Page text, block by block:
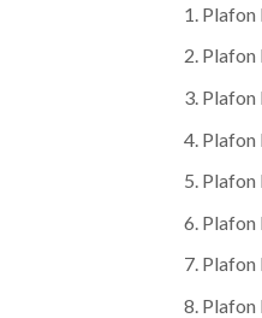
Plafon
Plafon
Plafon
Plafon
Plafon
Plafon
Plafon
Plafon